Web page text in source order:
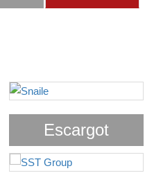
Escargot